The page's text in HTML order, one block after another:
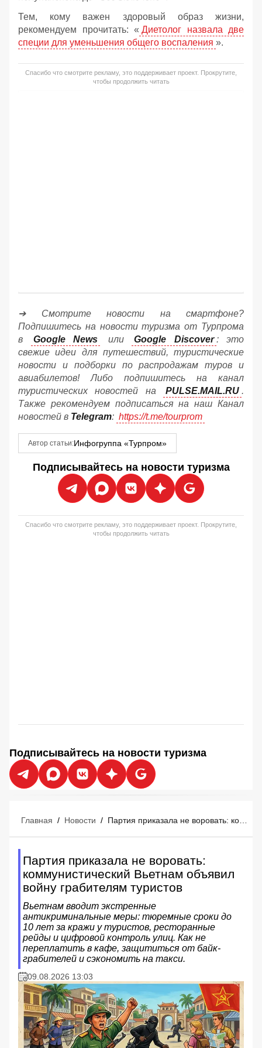
Тем, кому важен здоровый образ жизни,
рекомендуем прочитать: « Диетолог назвала две
специи для уменьшения общего воспаления ».
Спасибо что смотрите рекламу, это поддерживает проект. Прокрутите,
чтобы продолжить читать
➔ Смотрите новости на смартфоне?
Подпишитесь на новости туризма от Турпрома
в
Google News или Google Discover : это
свежие идеи для путешествий, туристические
новости и подборки по распродажам туров и
авиабилетов! Либо подпишитесь на канал
туристических новостей на
PULSE.MAIL.RU .
Также рекомендуем подписаться на наш Канал
новостей в Telegram: https://t.me/tourprom
Автор статьи:Инфогруппа «Турпром»
Подписывайтесь на новости туризма
Спасибо что смотрите рекламу, это поддерживает проект. Прокрутите,
чтобы продолжить читать
Подписывайтесь на новости туризма
Главная / Новости /
Партия приказала не воровать:
коммунистический Вьетнам объявил
войну грабителям туристов
Вьетнам вводит экстренные
антикриминальные меры: тюремные сроки до
10 лет за кражи у туристов, ресторанные
рейды и цифровой контроль улиц. Как не
переплатить в кафе, защититься от байк-
грабителей и сэкономить на такси.
09.08.2026 13:03